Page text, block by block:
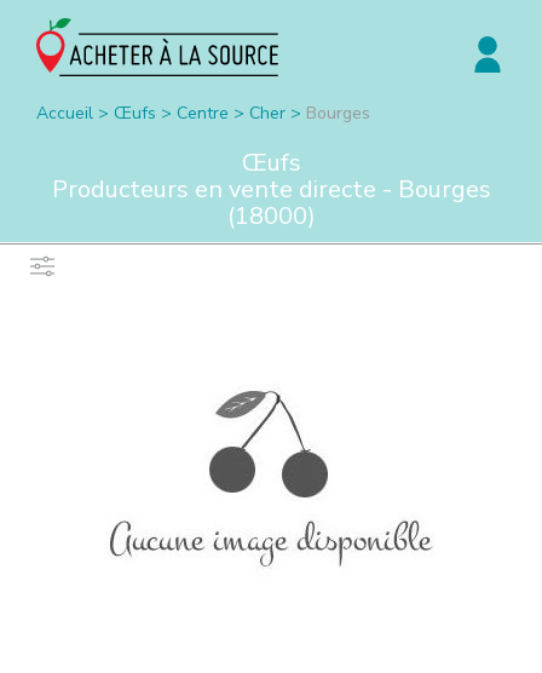
Accueil > Œufs > Centre > Cher > Bourges
Œufs
Producteurs en vente directe - Bourges
(18000)